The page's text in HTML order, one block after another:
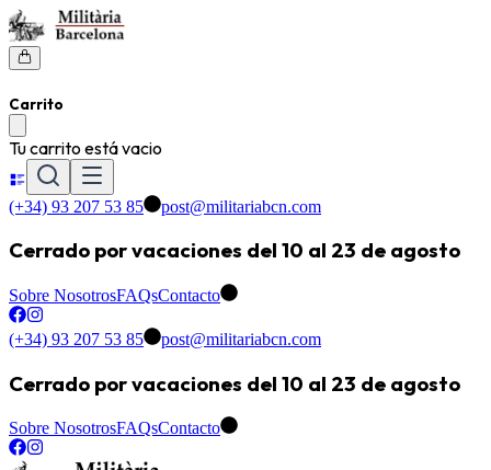
Carrito
Tu carrito está vacio
(+34) 93 207 53 85 post@militariabcn.com
Cerrado por vacaciones del 10 al 23 de agosto
Sobre NosotrosFAQsContacto
(+34) 93 207 53 85 post@militariabcn.com
Cerrado por vacaciones del 10 al 23 de agosto
Sobre NosotrosFAQsContacto